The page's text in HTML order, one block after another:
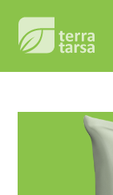
Exact matches only